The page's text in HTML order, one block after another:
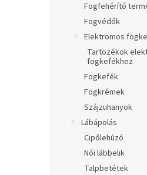
Fogfehérítő
Fogvédők
Elektromos
Tartozékok
fogkefékhez
Fogkefék
Fogkrémek
Szájzuhanyok
Lábápolás
Cipőlehúzó
Női lábbelik
Talpbetétek